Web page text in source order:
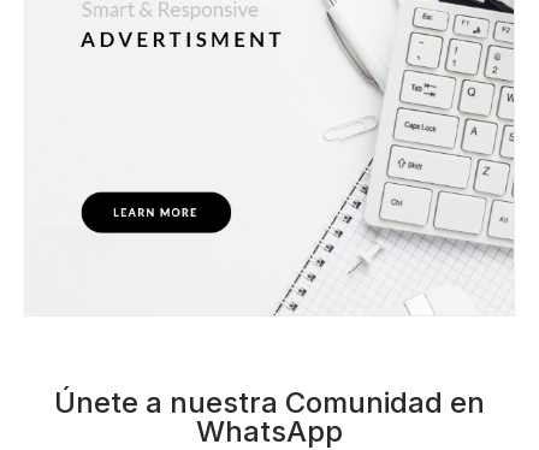
Únete a nuestra Comunidad en
WhatsApp